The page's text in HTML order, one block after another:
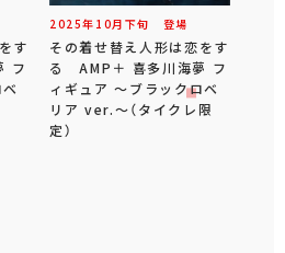
す
フ
2025年 10月 下旬 登場
その着せ替え人形は恋をす
る AMP＋ 喜多川海夢 フ
ィギュア ～ブラックロベ
リア ver.～（タイクレ限
定）